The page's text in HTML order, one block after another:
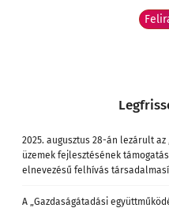
2025. augusztus 28-án lezárult
üzemek fejlesztésének
elnevezésű felhívás
A „Gazdaságátadási